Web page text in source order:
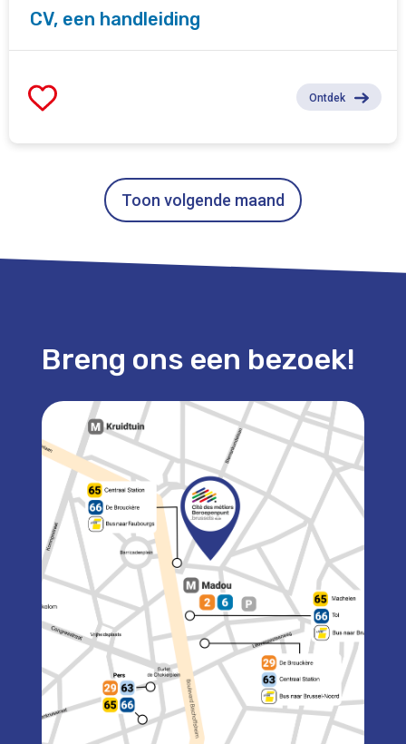
CV, een handleiding
Ontdek
Toon volgende maand
Breng ons een bezoek!